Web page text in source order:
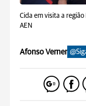
Cida em visita a
AEN
Afonso Verner